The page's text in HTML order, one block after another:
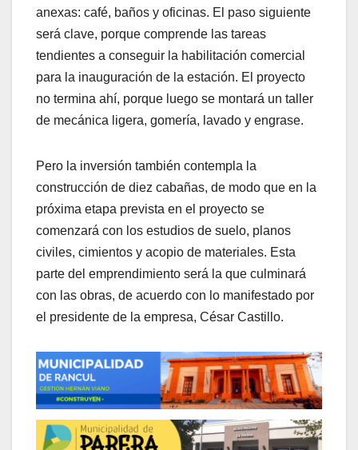
anexas: café, baños y oficinas. El paso siguiente
será clave, porque comprende las tareas
tendientes a conseguir la habilitación comercial
para la inauguración de la estación. El proyecto
no termina ahí, porque luego se montará un taller
de mecánica ligera, gomería, lavado y engrase.
Pero la inversión también contempla la
construcción de diez cabañas, de modo que en la
próxima etapa prevista en el proyecto se
comenzará con los estudios de suelo, planos
civiles, cimientos y acopio de materiales. Esta
parte del emprendimiento será la que culminará
con las obras, de acuerdo con lo manifestado por
el presidente de la empresa, César Castillo.